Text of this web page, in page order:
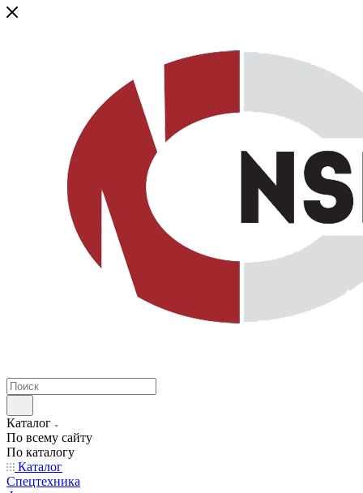
Каталог
По всему сайту
По каталогу
Каталог
Спецтехника